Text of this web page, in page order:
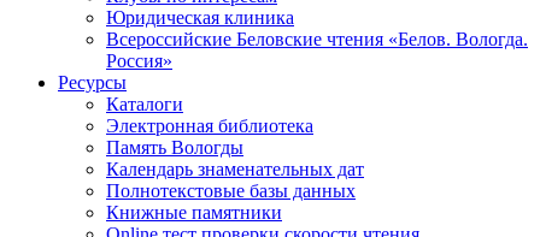
Юридическая клиника
Всероссийские Беловские чтения «Белов. Вологда.
Россия»
Ресурсы
Каталоги
Электронная библиотека
Память Вологды
Календарь знаменательных дат
Полнотекстовые базы данных
Книжные памятники